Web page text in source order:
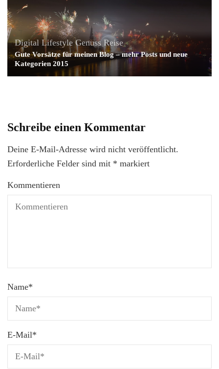
Digital Lifestyle Genuss Reise
Gute Vorsätze für meinen Blog – mehr Posts und neue
Kategorien 2015
Schreibe einen Kommentar
Deine E-Mail-Adresse wird nicht veröffentlicht.
Erforderliche Felder sind mit * markiert
Kommentieren
Name*
E-Mail*